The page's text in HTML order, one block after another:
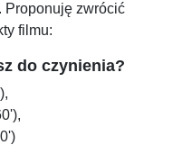
Proponuję zwrócić
filmu:
do czynienia?